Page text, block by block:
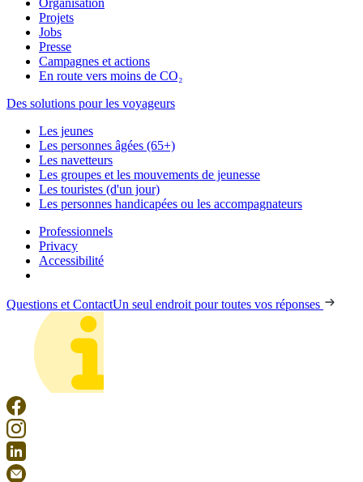
Organisation
Projets
Jobs
Presse
Campagnes et actions
En route vers moins de CO₂
Des solutions pour les voyageurs
Les jeunes
Les personnes âgées (65+)
Les navetteurs
Les groupes et les mouvements de jeunesse
Les touristes (d'un jour)
Les personnes handicapées ou les accompagnateurs
Professionnels
Privacy
Accessibilité
Questions et ContactUn seul endroit pour toutes vos réponses